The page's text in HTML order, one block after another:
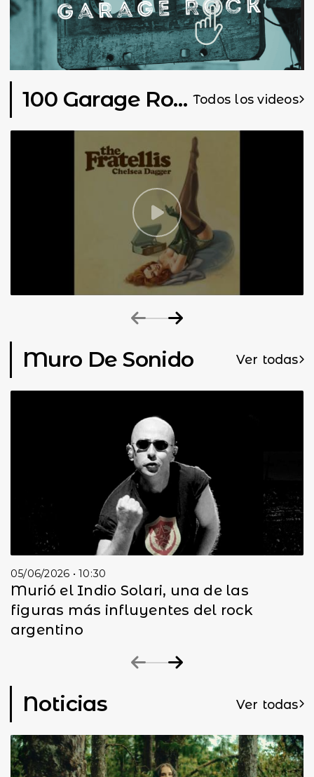
100 Garage Rock Todos los videos
Muro De Sonido Ver todas
05/06/2026 • 10:30
Murió el Indio Solari, una de las
figuras más influyentes del rock
argentino
Noticias Ver todas